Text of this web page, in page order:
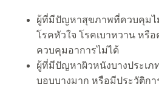
ผู้ที่มีปัญหาสุขภาพที่ควบคุมไ
โรคหัวใจ โรคเบาหวาน หรื
ควบคุมอาการไม่ได้
ผู้ที่มีปัญหาผิวหนังบางประเภ
บอบบางมาก หรือมีประวัติกา